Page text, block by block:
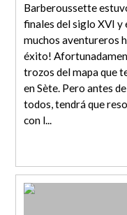
Barberoussette
finales del siglo XVI y
muchos aventureros
éxito!
trozos del mapa que
en Sète. Pero antes
todos, tendrá que
con l...